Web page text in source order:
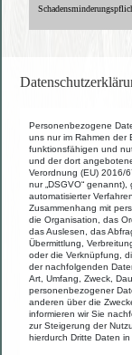
Personenbezogene
uns nur im Rahmen der
funktionsfähigen und
und der dort
Verordnung (EU) 2016/
nur „DSGVO“ genannt),
automatisierter
Zusammenhang mit
die Organisation, das
das Auslesen, das
Übermittlung,
oder die Verknüpfung,
der nachfolgenden
Art, Umfang, Zweck,
personenbezogener
anderen über die
informieren wir Sie
zur Steigerung der
hierdurch Dritte Daten